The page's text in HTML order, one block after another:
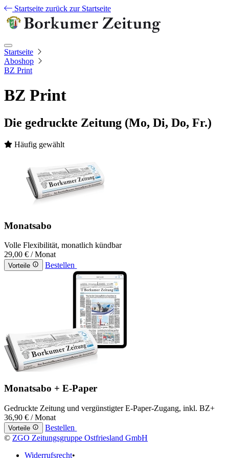
Startseite zurück zur Startseite
Startseite
Aboshop
BZ Print
BZ Print
Die gedruckte Zeitung (Mo, Di, Do, Fr.)
Häufig gewählt
Monatsabo
Volle Flexibilität, monatlich kündbar
29,00 € / Monat
Vorteile Bestellen
Monatsabo + E-Paper
Gedruckte Zeitung und vergünstigter E-Paper-Zugang, inkl. BZ+
36,90 € / Monat
Vorteile
Bestellen
© ZGO Zeitungsgruppe Ostfriesland GmbH
Widerrufsrecht•